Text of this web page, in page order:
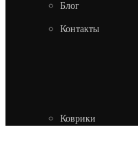
Блог
Контакты
Коврики